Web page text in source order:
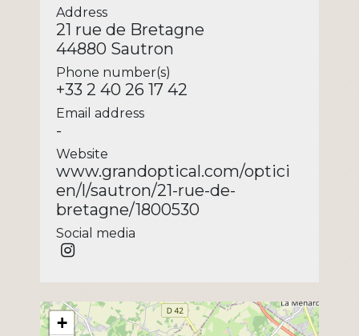
Address
21 rue de Bretagne
44880 Sautron
Phone number(s)
+33 2 40 26 17 42
Email address
-
Website
www.grandoptical.com/optici
en/l/sautron/21-rue-de-
bretagne/1800530
Social media
+